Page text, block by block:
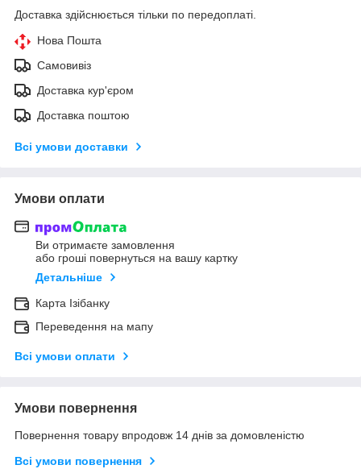
Доставка здійснюється тільки по передоплаті.
Нова Пошта
Самовивіз
Доставка кур'єром
Доставка поштою
Всі умови доставки
Умови оплати
Ви отримаєте замовлення
або гроші повернуться на вашу картку
Детальніше
Карта Ізібанку
Переведення на мапу
Всі умови оплати
Умови повернення
Повернення товару впродовж 14 днів за домовленістю
Всі умови повернення